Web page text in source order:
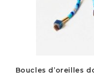
Boucles d’oreilles